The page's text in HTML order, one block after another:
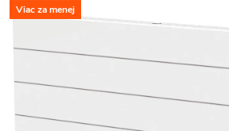
Viac za menej